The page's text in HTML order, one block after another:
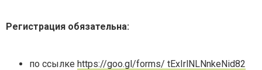
Регистрация обязательна:
по ссылке https://goo.gl/forms/ tExIrlNLNnkeNid82